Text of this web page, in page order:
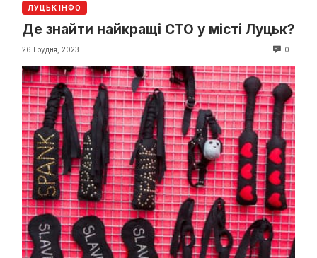
ЛУЦЬК ІНФО
Де знайти найкращі СТО у місті Луцьк?
26 Грудня, 2023 0